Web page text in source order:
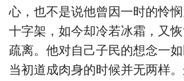
心，也不是说他曾因一时的怜
十字架，如今却冷若冰霜，又
疏离。他对自己子民的想念一
当初道成肉身的时候并无两样